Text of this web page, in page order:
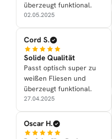
überzeugt funktional.
02.05.2025
Cord S.
Solide Qualität
Passt optisch super zu
weißen Fliesen und
überzeugt funktional.
27.04.2025
Oscar H.